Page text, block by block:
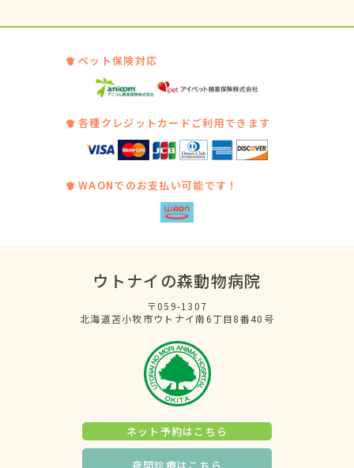
ペット保険対応
各種クレジットカードご利用できます
WAONでのお支払い可能です！
ウトナイの森動物病院
〒059-1307
北海道苫小牧市ウトナイ南6丁目8番40号
ネット予約はこちら